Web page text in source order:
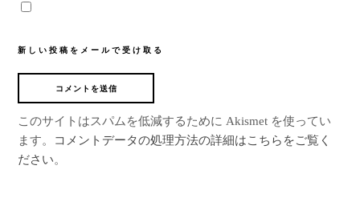
新しい投稿をメールで受け取る
このサイトはスパムを低減するために Akismet を使ってい
ます。 コメントデータの処理方法の詳細はこちらをご覧く
ださい。